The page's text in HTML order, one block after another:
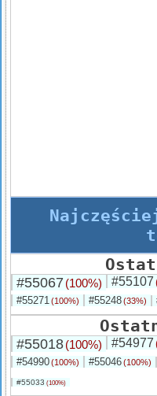
#55067 (100%) #55107
#55271(100%) #55248(33%)
#55018(100%) #54977
#54990(100%) #55046(100%)
#55033 (100%)